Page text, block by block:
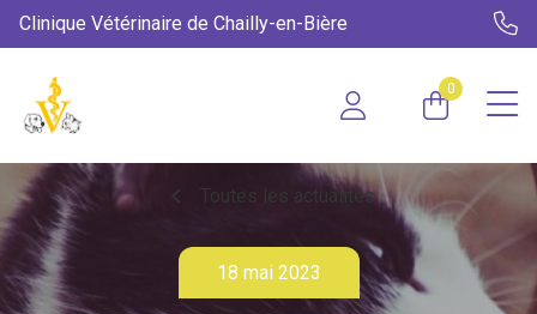
Clinique Vétérinaire de Chailly-en-Bière
0
chevron_left Toutes les actualités
18 mai 2023